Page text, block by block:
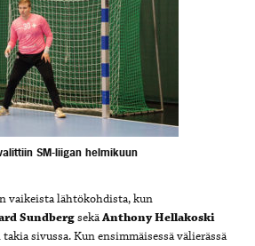
SM-liigan helmikuun
vaikeista lähtökohdista, kun
SundbergsekäAnthony Hellakoski
sivussa. Kun ensimmäisessä välierässä